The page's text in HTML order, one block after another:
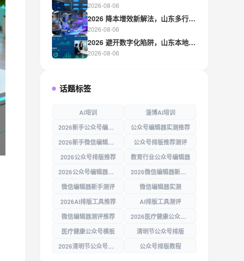
2026-08-06
2026 降本增效新解法，山东多行业企业入局 AI 实训解锁经营新势能
2026-08-06
2026 避开数字化陷阱，山东本地服务商助力传统实体完成 AI 改造
2026-08-06
话题标签
Ai培训
淄博AI培训
2026新手公众号编辑器
公众号编辑器实测推荐
2026新手微信编辑器推荐
公众号排版推荐测评
2026公众号排版推荐
教育行业公众号编辑器
2026公众号编辑器新手推荐
2026微信编辑器新手推荐
微信编辑器新手测评
微信编辑器实测
2026AI排版工具推荐
AI排版工具测评
微信编辑器测评推荐
2026医疗健康公众号模板测评
医疗健康公众号模板
清明节公众号排版
2026清明节公众号排版
公众号排版教程